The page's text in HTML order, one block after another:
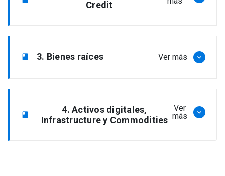
principales, dinámicas de mercado.
Credit
Leveraged Buyout, Growth Equity,
Coinversiones y secondaries.
book 3. Bienes raíces Ver más keyboard_arrow_down
Introducción a los bienes raíces.
book
4. Activos digitales,
Infrastructure y Commodities
Ver
más
keyboard_arrow_down